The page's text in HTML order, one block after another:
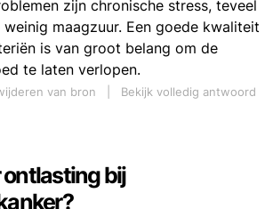
zijn chronische stress, teveel
maagzuur. Een goede kwaliteit
is van groot belang om de
te laten verlopen.
van bron
Bekijk volledig antwoord
bij